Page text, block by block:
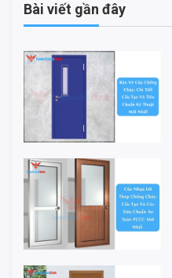
Bài viết gần đây